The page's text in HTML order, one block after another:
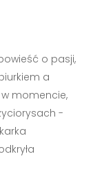
o pasji,
a
momencie,
-